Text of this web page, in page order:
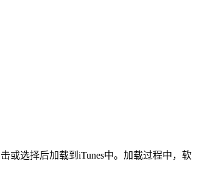
或选择后加载到iTunes中。加载过程中，软